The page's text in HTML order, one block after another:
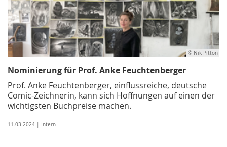
© Nik Pitton
Nominierung für Prof. Anke Feuchtenberger
Prof. Anke Feuchtenberger, einflussreiche, deutsche
Comic-Zeichnerin, kann sich Hoffnungen auf einen der
wichtigsten Buchpreise machen.
11.03.2024 | Intern